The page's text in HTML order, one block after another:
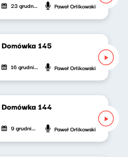
23 grudnia 2023 Paweł Orlikowski
Domówka 145
16 grudnia 2023 Paweł Orlikowski
Domówka 144
9 grudnia 2023 Paweł Orlikowski